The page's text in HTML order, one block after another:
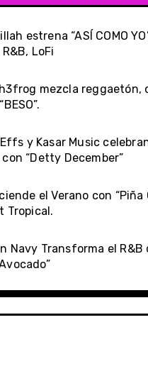
estrena “ASÍ COMO
LoFi
mezcla reggaetón,
y Kasar Music
“Detty December”
el Verano con “Piña
Tropical.
Navy Transforma el R&B